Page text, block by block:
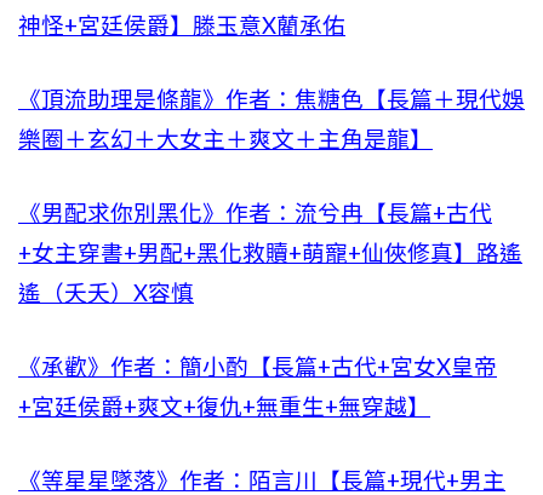
神怪+宮廷侯爵】滕玉意X藺承佑
《頂流助理是條龍》作者：焦糖色【長篇＋現代娛
樂圈＋玄幻＋大女主＋爽文＋主角是龍】
《男配求你別黑化》作者：流兮冉【長篇+古代
+女主穿書+男配+黑化救贖+萌寵+仙俠修真】路遙
遙（夭夭）X容慎
《承歡》作者：簡小酌【長篇+古代+宮女X皇帝
+宮廷侯爵+爽文+復仇+無重生+無穿越】
《等星星墜落》作者：陌言川【長篇+現代+男主